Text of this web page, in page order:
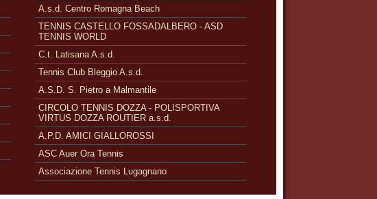
A.s.d. Centro Romagna Beach
TENNIS CASTELLO FOSSADALBERO - ASD
TENNIS WORLD
C.t. Latisana A.s.d.
Tennis Club Bleggio A.s.d.
A.S.D. S. Pietro a Malmantile
CIRCOLO TENNIS DOZZA - POLISPORTIVA
VIRTUS DOZZA ROUTIER a.s.d.
A.P.D. AMICI GIALLOROSSI
ASC Auer Ora Tennis
Associazione Tennis Lugagnano